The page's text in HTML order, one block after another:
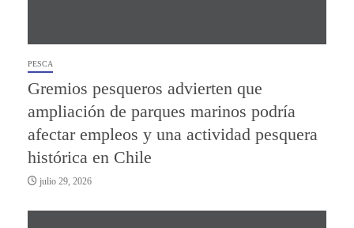
PESCA
Gremios pesqueros advierten que
ampliación de parques marinos podría
afectar empleos y una actividad pesquera
histórica en Chile
julio 29, 2026